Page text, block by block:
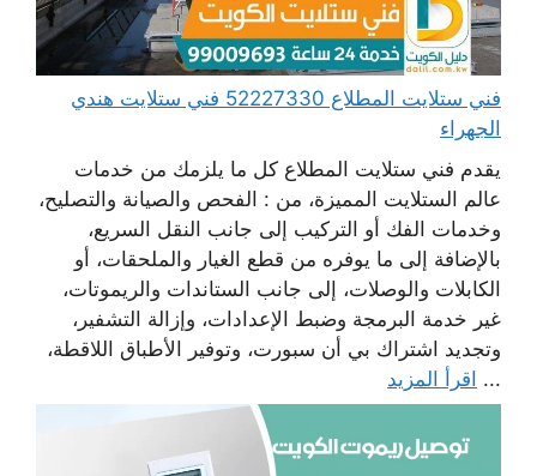
فني ستلايت المطلاع 52227330 فني ستلايت هندي
الجهراء
يقدم فني ستلايت المطلاع كل ما يلزمك من خدمات
عالم الستلايت المميزة، من : الفحص والصيانة والتصليح،
وخدمات الفك أو التركيب إلى جانب النقل السريع،
بالإضافة إلى ما يوفره من قطع الغيار والملحقات، أو
الكابلات والوصلات، إلى جانب الستاندات والريموتات،
غير خدمة البرمجة وضبط الإعدادات، وإزالة التشفير،
وتجديد اشتراك بي أن سبورت، وتوفير الأطباق اللاقطة،
... اقرأ المزيد